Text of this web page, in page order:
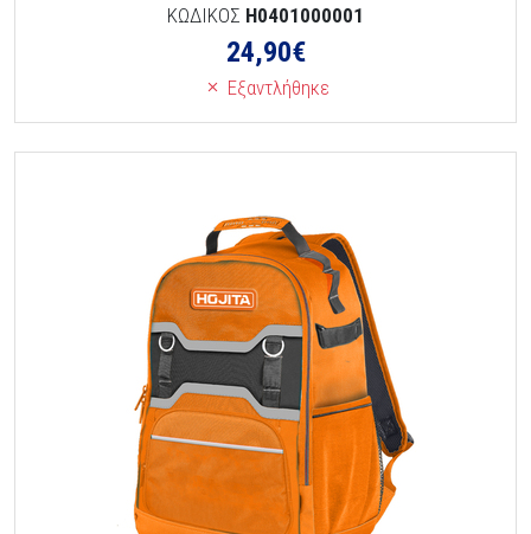
ΚΩΔΙΚΟΣ H0401000001
24,90€
Εξαντλήθηκε